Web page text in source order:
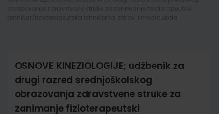
OSNOVE KINEZIOLOGIJE; udžbenik za
drugi razred srednjoškolskog
obrazovanja zdravstvene struke za
zanimanje fizioterapeutski